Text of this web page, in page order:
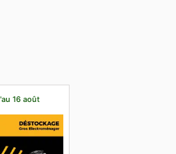
16 août